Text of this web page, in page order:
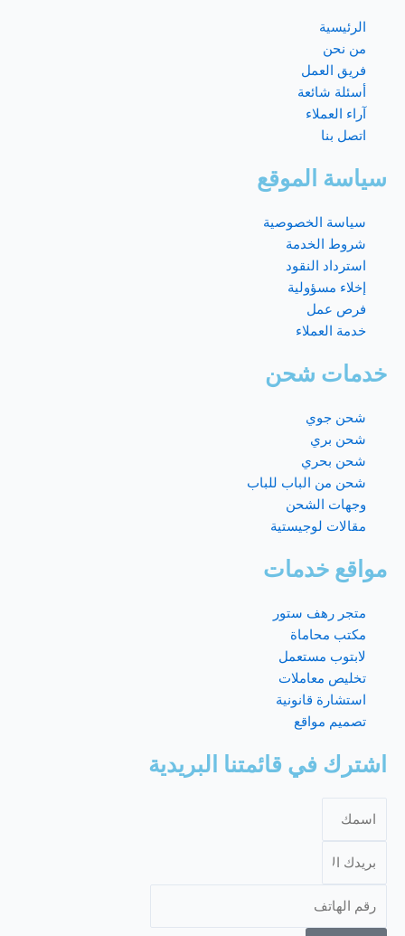
الرئيسية
من نحن
فريق العمل
أسئلة شائعة
آراء العملاء
اتصل بنا
سياسة الموقع
سياسة الخصوصية
شروط الخدمة
استرداد النقود
إخلاء مسؤولية
فرص عمل
خدمة العملاء
خدمات شحن
شحن جوي
شحن بري
شحن بحري
شحن من الباب للباب
وجهات الشحن
مقالات لوجيستية
مواقع خدمات
متجر رهف ستور
مكتب محاماة
لابتوب مستعمل
تخليص معاملات
استشارة قانونية
تصميم مواقع
اشترك في قائمتنا البريدية